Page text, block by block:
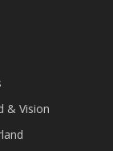
& Vision